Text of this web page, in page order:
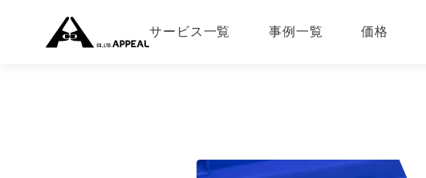
サービス一覧 事例一覧 価格